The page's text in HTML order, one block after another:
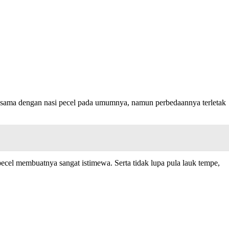
dengan nasi pecel pada umumnya, namun perbedaannya terletak
membuatnya sangat istimewa. Serta tidak lupa pula lauk tempe,